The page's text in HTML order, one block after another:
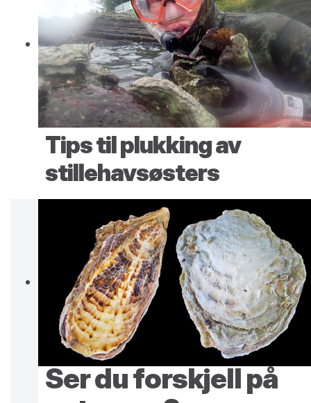
Tips til plukking av
stillehavsøsters
Ser du forskjell på